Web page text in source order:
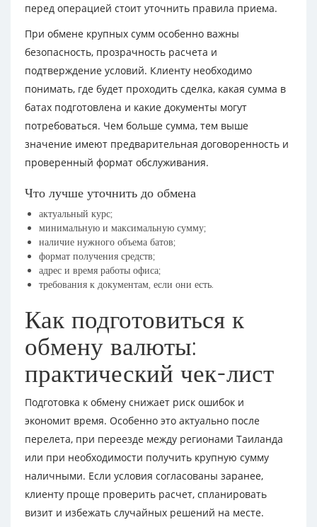
перед операцией стоит уточнить правила приема.
При обмене крупных сумм особенно важны
безопасность, прозрачность расчета и
подтверждение условий. Клиенту необходимо
понимать, где будет проходить сделка, какая сумма в
батах подготовлена и какие документы могут
потребоваться. Чем больше сумма, тем выше
значение имеют предварительная договоренность и
проверенный формат обслуживания.
Что лучше уточнить до обмена
актуальный курс;
минимальную и максимальную сумму;
наличие нужного объема батов;
формат получения средств;
адрес и время работы офиса;
требования к документам, если они есть.
Как подготовиться к
обмену валюты:
практический чек-лист
Подготовка к обмену снижает риск ошибок и
экономит время. Особенно это актуально после
перелета, при переезде между регионами Таиланда
или при необходимости получить крупную сумму
наличными. Если условия согласованы заранее,
клиенту проще проверить расчет, спланировать
визит и избежать случайных решений на месте.